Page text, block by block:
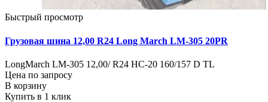
Быстрый просмотр
Грузовая шина 12,00 R24 Long March LM-305 20PR
LongMarch LM-305 12,00/ R24 HC-20 160/157 D TL
Цена по запросу
В корзину
Купить в 1 клик